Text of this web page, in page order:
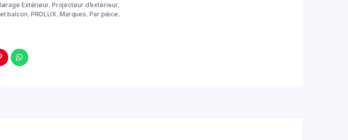
Extérieur, Projecteur d’extérieur,
balcon, PROLUX, Marques,Par pièce,